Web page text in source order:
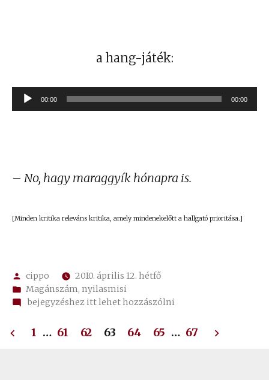
a hang-játék:
Audió
lejátszó
00:00 00:00
– No, hagy maraggyík hónapra is.
[Minden kritika releváns kritika, amely mindenekelőtt a hallgató prioritása.]
Szerző:
cippo
2010. április 12. hétfő
Kategória:
Magánszám,nyilasmisi
on
Blans
bejegyzéshez itt lehet hozzászólni
Bejegyzések
1 … 61 62 63 64 65 … 67